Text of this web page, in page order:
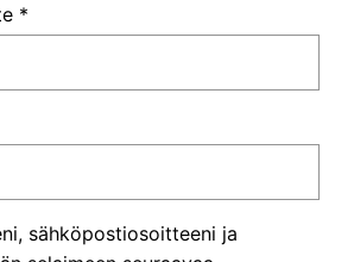
*
sähköpostiosoitteeni ja